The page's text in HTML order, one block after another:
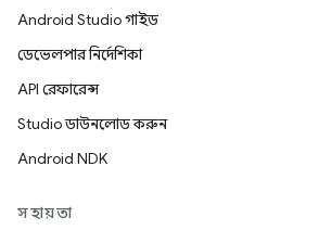
Android Studio গাইড
ডেভেলপার নির্দেশিকা
API রেফারেন্স
Studio ডাউনলোড করুন
Android NDK
সহায়তা